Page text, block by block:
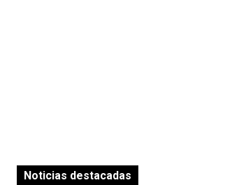
Noticias destacadas